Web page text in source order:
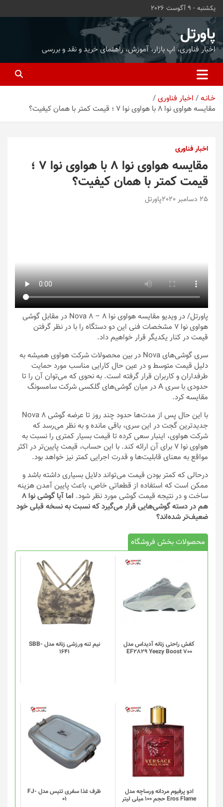
محتوا
بروید
یکشنبه - 9 آگوست 2026
پاورتل
اخبار فناوری، اپ بازار، آموزش، راهنمای خرید و نقد و بررسی
خـانـه
اخبار فناوری
مقایسه هواوی نوا ۸ با هواوی نوا ۷ ؛ قیمت کمتر با همان کیفیت؟
اخبار فناوری
مقایسه هواوی نوا ۸ با هواوی نوا ۷ ؛
قیمت کمتر با همان کیفیت؟
25 دسامبر 2020 پاورتل
پاورتل
/ در ویدیو مقایسه هواوی نوا ۸ – Nova 8 در مقابل گوشی
هواوی نوا ۷ مشخصات فنی این دو دستگاه را با در نظر گرفتن
قیمت در کنار یکدیگر قرار خواهیم داد.
سری گوشی‌های Nova در بین محصولات شرکت هواوی همیشه به
دلیل قیمت متوسط و در عین حال کارایی مناسب مورد حمایت
طرفداران و کاربران قرار گرفته است. به نحوی که می‌توان آن را تا
حدودی با سری A در میان گوشی‌های گلکسی شرکت سامسونگ
مقایسه کرد.
با این حال پس از مدت‌ها حدود چند روز تا عرضه گوشی Nova 8
جدیدترین گجت در این سری، باقی مانده و به نظر می‌رسد که
شرکت هواوی، اینبار سعی کرده تا قیمت بسیار کمتری را نسبت به
هواوی نوا ۷ برای آن ارائه کند. با این حساب، قیمت پایین‌تر در اکثر
مواقع به معنای قابلیت‌ها و قدرت اجرایی کمتر نیز خواهد بود.
درحالی که کمتر بودن قیمت می‌تواند دلایل بسیاری داشته باشد و
ممکن است که استفاده از قطعاتی خاص، باعث پایین آمدن هزینه
ساخت و در نتیجه قیمت گوشی مورد نظر شود.
اما آیا گوشی نوا ۸
هم در دسته گوشی‌هایی قرار می‌گیرد که نسبت به نسخه قبلی خود
ضعیف‌تر شده‌اند؟
محصولات بخش فروشگاه
کفش راحتی زنانه آدیداس مدل
EF2829 Yeezy Boost 700
نیم تنه ورزشی زنانه مدل SBB-
1641
این
محصول
دارای
انواع
مختلفی
می
گزینه
ها
محصول
انتخاب
شوند
ادو پرفیوم مردانه ورساچه مدل
Eros Flame حجم 100 میلی لیتر
ظرف غذا سفری تتیس مدل FJ-
01